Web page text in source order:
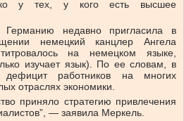
у тех, у кого есть высшее
недавно пригласила в
немецкий канцлер Ангела
на немецком языке,
изучает язык). По ее словам, в
работников на многих
отраслях экономики.
приняло стратегию привлечения
— заявила Меркель.